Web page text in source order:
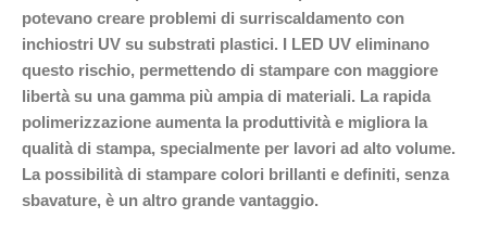
potevano creare problemi di surriscaldamento con
inchiostri UV su substrati plastici. I LED UV eliminano
questo rischio, permettendo di stampare con maggiore
libertà su una gamma più ampia di materiali. La rapida
polimerizzazione aumenta la produttività e migliora la
qualità di stampa, specialmente per lavori ad alto volume.
La possibilità di stampare colori brillanti e definiti, senza
sbavature, è un altro grande vantaggio.